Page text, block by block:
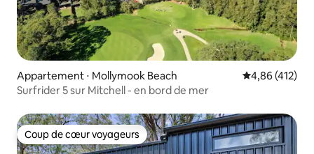
Appartement ⋅ Mollymook Beach Évaluation
4,86 (412)
Surfrider 5 sur Mitchell - en bord de mer
Coup de cœur voyageurs
Coup de cœur voyageurs